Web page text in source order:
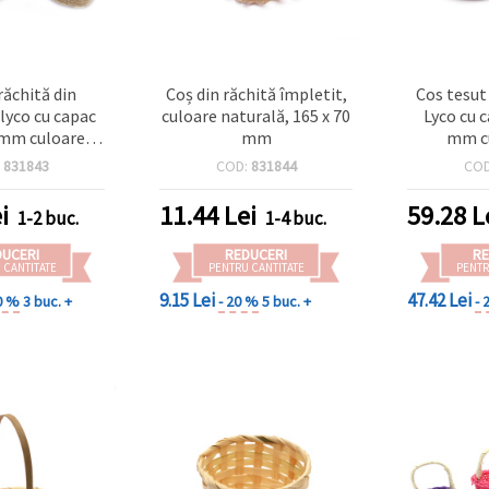
din
cu capac
culoare
bej
831843
1-2 buc.
CANTITATE
%3 buc. +
Coș din răchită împletit,
culoare naturală, 165 x 70
mm
COD: 831844
11.44Lei 1-4 buc.
REDUCERI
PENTRU CANTITATE
9.15 Lei- 20 %5 buc. +
Cos
Lyco cu
mm
59.28
47.42 Lei-